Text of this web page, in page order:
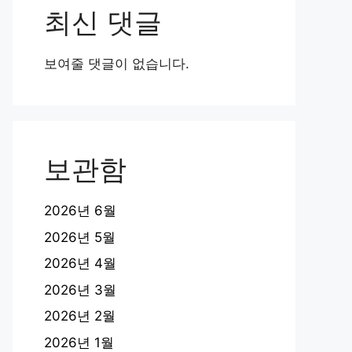
최신 댓글
보여줄 댓글이 없습니다.
보관함
2026년 6월
2026년 5월
2026년 4월
2026년 3월
2026년 2월
2026년 1월